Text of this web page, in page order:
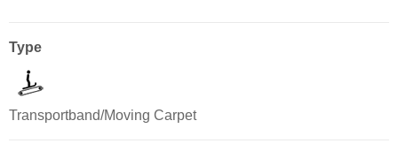
Type
Transportband/Moving Carpet